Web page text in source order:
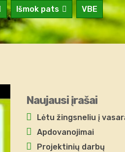
Išmok pats
VBE
Naujausi įrašai
Lėtu žingsneliu į
Apdovanojimai
Projektinių darbų